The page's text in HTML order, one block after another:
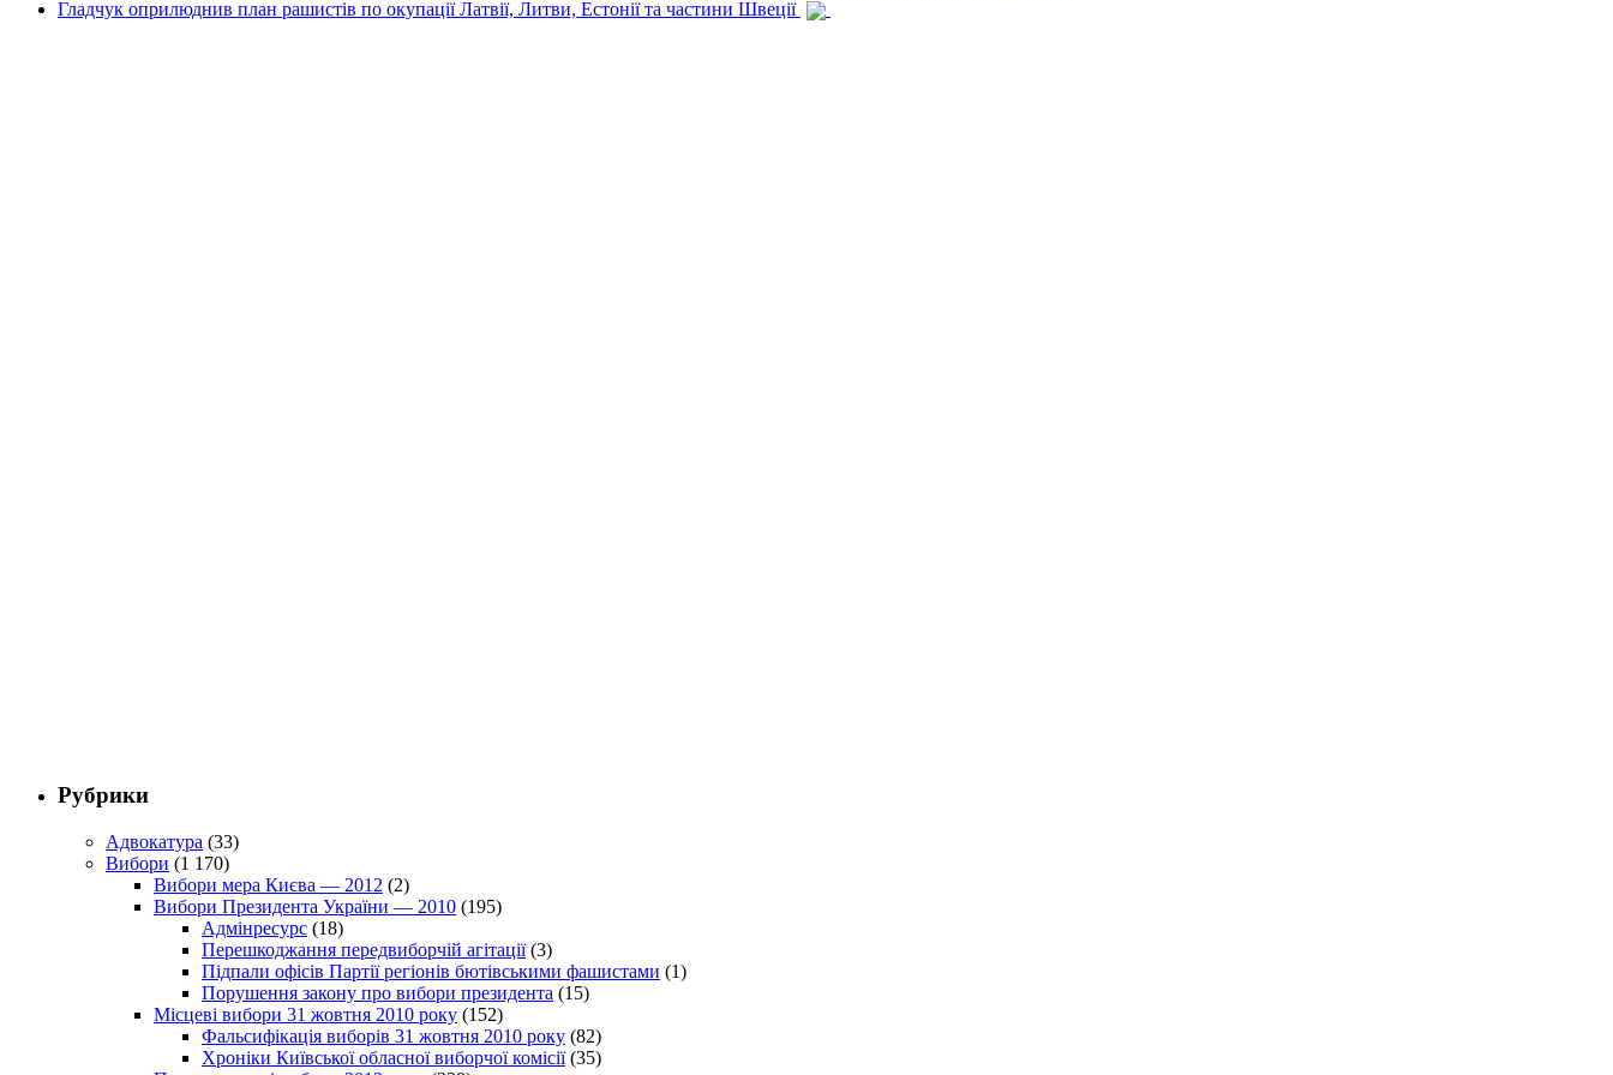
Гладчук оприлюднив план рашистів по окупації Латвії, Литви, Естонії та частини Швеції
Рубрики
Адвокатура (33)
Вибори (1 170)
Вибори мера Києва — 2012 (2)
Вибори Президента України — 2010 (195)
Адмінресурс (18)
Перешкоджання передвиборчій агітації(3)
Підпали офісів Партії регіонів бютівськими фашистами (1)
Порушення закону про вибори президента (15)
Місцеві вибори 31 жовтня 2010 року (152)
Фальсифікація виборів 31 жовтня 2010 року (82)
Хроніки Київської обласної виборчої комісії(35)